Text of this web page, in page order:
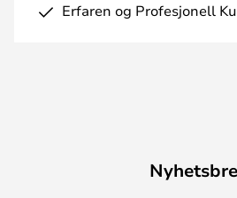
Erfaren og Profesjonell